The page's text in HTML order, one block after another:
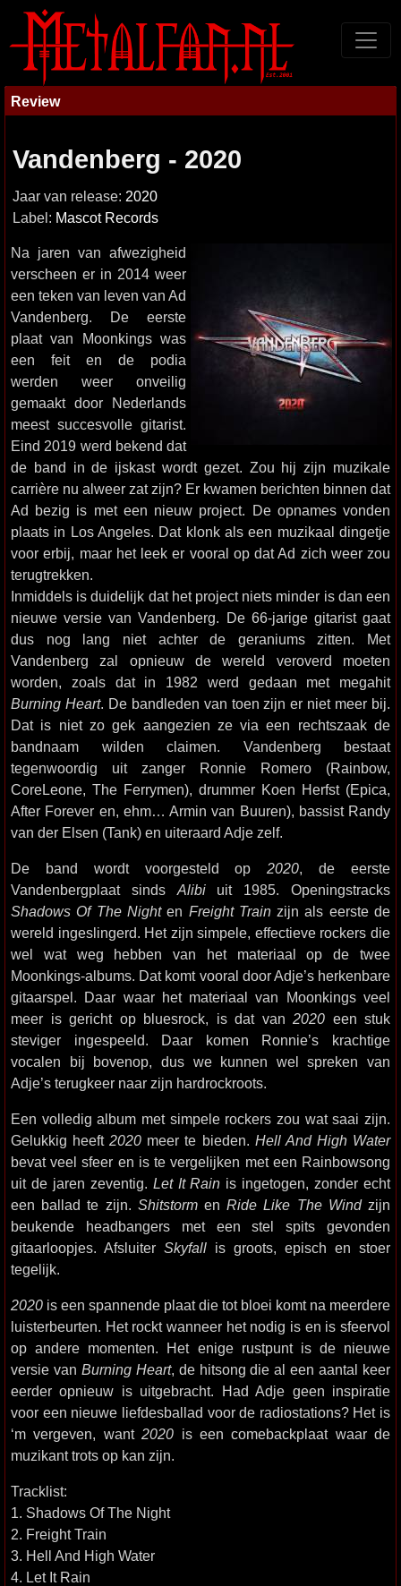
Review
Vandenberg - 2020
Jaar van release: 2020
Label: Mascot Records
Na jaren van afwezigheid
verscheen er in 2014 weer
een teken van leven van Ad
Vandenberg. De eerste
plaat van Moonkings was
een feit en de podia
werden weer onveilig
gemaakt door Nederlands
meest succesvolle gitarist.
Eind 2019 werd bekend dat
de band in de ijskast wordt gezet. Zou hij zijn muzikale
carrière nu alweer zat zijn? Er kwamen berichten binnen dat
Ad bezig is met een nieuw project. De opnames vonden
plaats in Los Angeles. Dat klonk als een muzikaal dingetje
voor erbij, maar het leek er vooral op dat Ad zich weer zou
terugtrekken.
Inmiddels is duidelijk dat het project niets minder is dan een
nieuwe versie van Vandenberg. De 66-jarige gitarist gaat
dus nog lang niet achter de geraniums zitten. Met
Vandenberg zal opnieuw de wereld veroverd moeten
worden, zoals dat in 1982 werd gedaan met megahit
Burning Heart. De bandleden van toen zijn er niet meer bij.
Dat is niet zo gek aangezien ze via een rechtszaak de
bandnaam wilden claimen. Vandenberg bestaat
tegenwoordig uit zanger Ronnie Romero (Rainbow,
CoreLeone, The Ferrymen), drummer Koen Herfst (Epica,
After Forever en, ehm… Armin van Buuren), bassist Randy
van der Elsen (Tank) en uiteraard Adje zelf.
De band wordt voorgesteld op2020, de eerste
Vandenbergplaat sinds Alibiuit 1985. Openingstracks
Shadows Of The Nighten Freight Trainzijn als eerste de
wereld ingeslingerd. Het zijn simpele, effectieve rockers die
wel wat weg hebben van het materiaal op de twee
Moonkings-albums. Dat komt vooral door Adje’s herkenbare
gitaarspel. Daar waar het materiaal van Moonkings veel
meer is gericht op bluesrock, is dat van 2020 een stuk
steviger ingespeeld. Daar komen Ronnie’s krachtige
vocalen bij bovenop, dus we kunnen wel spreken van
Adje’s terugkeer naar zijn hardrockroots.
Een volledig album met simpele rockers zou wat saai zijn.
Gelukkig heeft2020 meer te bieden. Hell And High Water
bevat veel sfeer en is te vergelijken met een Rainbowsong
uit de jaren zeventig. Let It Rain is ingetogen, zonder echt
een ballad te zijn. ShitstormenRide Like The Windzijn
beukende headbangers met een stel spits gevonden
gitaarloopjes. Afsluiter Skyfall is groots, episch en stoer
tegelijk.
2020 is een spannende plaat die tot bloei komt na meerdere
luisterbeurten. Het rockt wanneer het nodig is en is sfeervol
op andere momenten. Het enige rustpunt is de nieuwe
versie van Burning Heart, de hitsong die al een aantal keer
eerder opnieuw is uitgebracht. Had Adje geen inspiratie
voor een nieuwe liefdesballad voor de radiostations? Het is
‘m vergeven, want2020 is een comebackplaat waar de
muzikant trots op kan zijn.
Tracklist:
1. Shadows Of The Night
2. Freight Train
3. Hell And High Water
4. Let It Rain